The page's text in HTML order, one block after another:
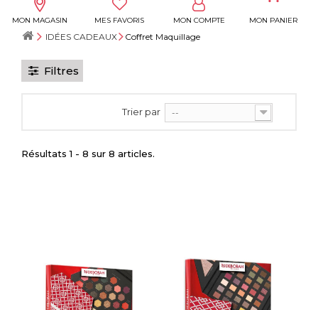
MON MAGASIN MES FAVORIS MON COMPTE MON PANIER
IDÉES CADEAUX Coffret Maquillage
Filtres
Trier par --
Résultats 1 - 8 sur 8 articles.